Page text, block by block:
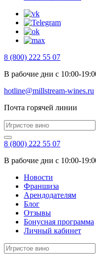
8 (800) 222 55 07
В рабочие дни с 10:00-
hotline@millstream-wines.ru
Почта горячей линии
8 (800) 222 55 07
В рабочие дни с 10:00-
Новости
Франшиза
Арендодателям
Блог
Отзывы
Бонусная программа
Личный кабинет